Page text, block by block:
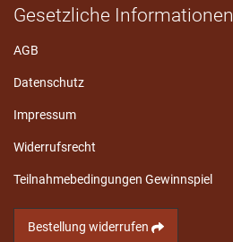
Gesetzliche Informationen
AGB
Datenschutz
Impressum
Widerrufsrecht
Teilnahmebedingungen Gewinnspiel
Bestellung widerrufen